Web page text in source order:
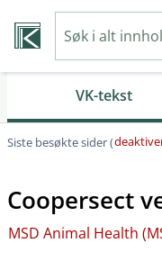
VK-tekst
Siste besøkte sider (
Coopersect
MSD Animal Health